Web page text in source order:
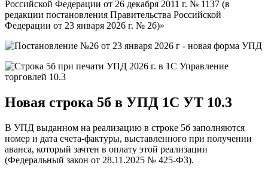
Российской Федерации от 26 декабря 2011 г. № 1137 (в
редакции постановления Правительства Российской
Федерации от 23 января 2026 г. № 26)»
Новая строка 5б в УПД 1C УТ 10.3
В УПД выданном на реализацию в строке 5б заполняются
номер и дата счета-фактуры, выставленного при получении
аванса, который зачтен в оплату этой реализации
(Федеральный закон от 28.11.2025 № 425-ФЗ).